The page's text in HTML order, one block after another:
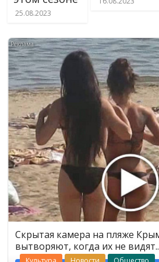
25.08.2023
Скрытая камера на пляже
вытворяют, когда их не